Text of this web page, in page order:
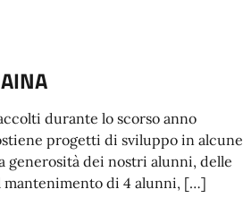
durante lo scorso anno
progetti di sviluppo in alcune
generosità dei nostri alunni, delle
mantenimento di 4 alunni, […]